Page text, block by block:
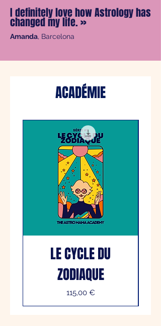
I definitely love how Astrology has
changed my life. »
Amanda, Barcelona
ACADÉMIE
LE CYCLE DU
ZODIAQUE
Prix
115,00 €